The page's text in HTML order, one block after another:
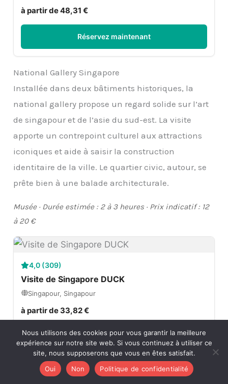
à partir de 48,31 €
Réservez maintenant
National Gallery Singapore
Installée dans deux bâtiments historiques, la
national gallery propose un regard solide sur l’art
de singapour et de l’asie du sud-est. La visite
apporte un contrepoint culturel aux attractions
iconiques et aide à saisir la construction
identitaire de la ville. Le quartier civic, autour, se
prête bien à une balade architecturale.
Musée · Durée estimée : 2 à 3 heures · Prix indicatif : 12
à 20 €
4,0 (309)
Visite de Singapore DUCK
Singapour, Singapour
à partir de 33,82 €
Réservez maintenant
Nous utilisons des cookies pour vous garantir la meilleure
expérience sur notre site web. Si vous continuez à utiliser ce
site, nous supposerons que vous en êtes satisfait.
Oui
Non Politique de confidentialité